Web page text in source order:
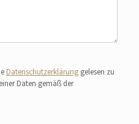
Datenschutzerklärung gelesen zu
Daten gemäß der